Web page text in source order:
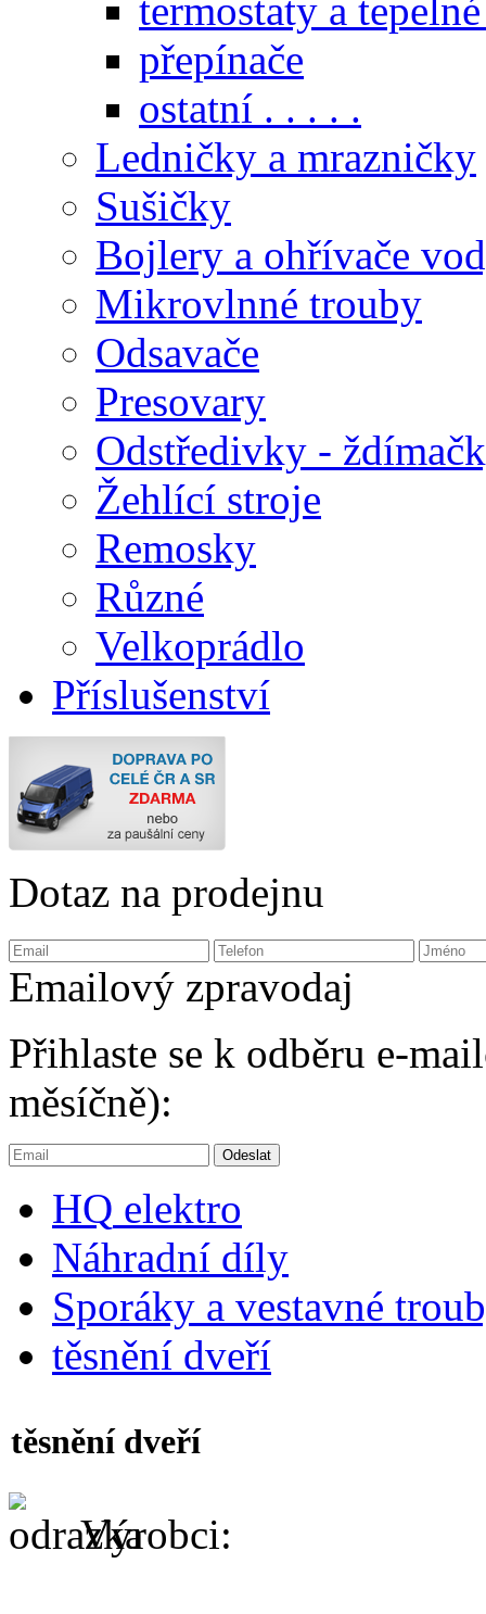
termostaty a
přepínače
ostatní . . . . .
Ledničky a mrazničky
Sušičky
Bojlery a ohřívače
Mikrovlnné trouby
Odsavače
Presovary
Odstředivky -
Žehlící stroje
Remosky
Různé
Velkoprádlo
Příslušenství
Dotaz na prodejnu
Emailový zpravodaj
Přihlaste se k odběru e-
měsíčně):
HQ elektro
Náhradní díly
Sporáky a vestavné
těsnění dveří
těsnění dveří
Výrobci: